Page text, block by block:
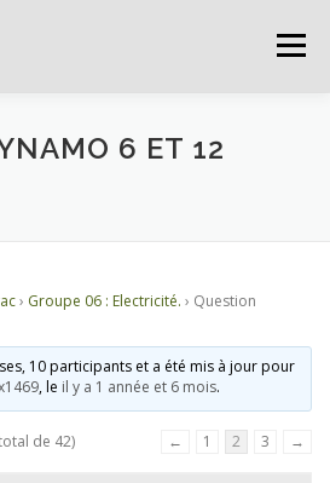
Menu
PETITES ANNONCES
6 ET 12
› Groupe 06 : Electricité. › Question
10 participants et a été mis à jour pour
, le il y a 1 année et 6 mois.
de 42) ← 1 2 3 →